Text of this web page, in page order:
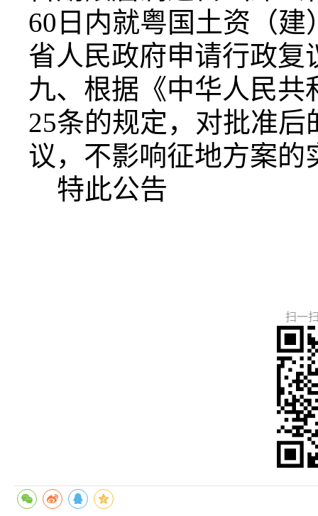
60日内就粤国土资（建
省人民政府申请行政复
九、根据《中华人民
25条的规定，对批准
议，不影响征地方案的
特此公告
扫一